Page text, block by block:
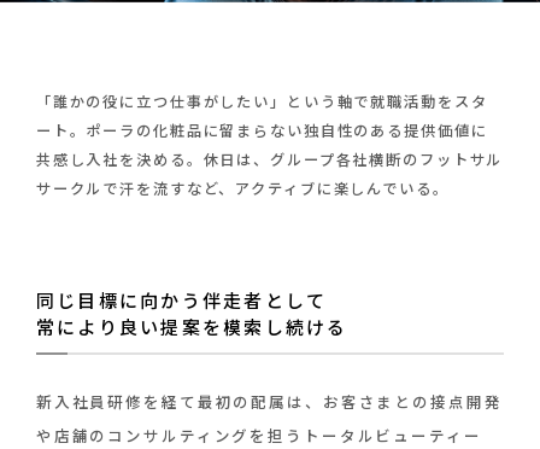
「誰かの役に立つ仕事がしたい」という軸で就職活動をスタ
ート。ポーラの化粧品に留まらない独自性のある提供価値に
共感し入社を決める。休日は、グループ各社横断のフットサル
サークルで汗を流すなど、アクティブに楽しんでいる。
同じ目標に向かう伴走者として
常により良い提案を模索し続ける
新入社員研修を経て最初の配属は、お客さまとの接点開発
や店舗のコンサルティングを担うトータルビューティー